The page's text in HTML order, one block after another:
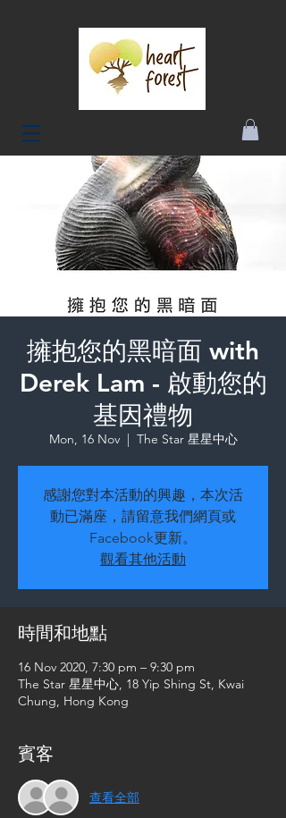
擁抱您的黑暗面 with
Derek Lam - 啟動您的
基因禮物
Mon, 16 Nov
  |
The Star 星星中心
感謝您對本活動的興趣，本次活
動已滿座，請留意我們網頁或
Facebook更新。
觀看其他活動
時間和地點
16 Nov 2020, 7:30 pm – 9:30 pm
The Star 星星中心, 18 Yip Shing St, Kwai
Chung, Hong Kong
賓客
查看全部